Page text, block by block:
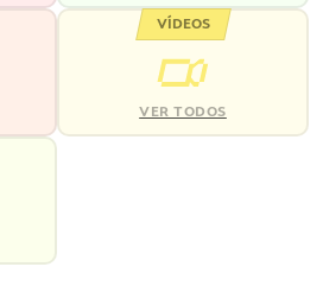
VÍDEOS
VER TODOS